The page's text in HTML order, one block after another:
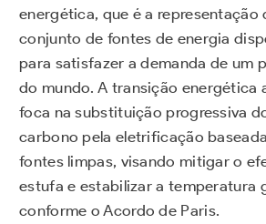
energética, que é a representação
conjunto de fontes de energia
para satisfazer a demanda de um
do mundo. A transição energética
foca na substituição progressiva
carbono pela eletrificação
fontes limpas, visando mitigar o
estufa e estabilizar a temperatura
conforme o Acordo de Paris.